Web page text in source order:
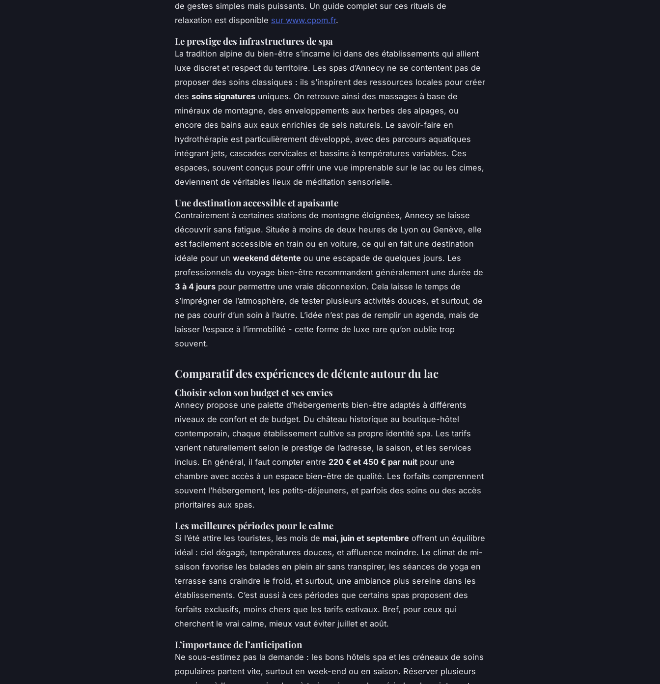
de gestes simples mais puissants. Un guide complet sur ces rituels de
relaxation est disponible sur www.cpom.fr.
Le prestige des infrastructures de spa
La tradition alpine du bien-être s’incarne ici dans des établissements qui allient
luxe discret et respect du territoire. Les spas d’Annecy ne se contentent pas de
proposer des soins classiques : ils s’inspirent des ressources locales pour créer
des soins signatures uniques. On retrouve ainsi des massages à base de
minéraux de montagne, des enveloppements aux herbes des alpages, ou
encore des bains aux eaux enrichies de sels naturels. Le savoir-faire en
hydrothérapie est particulièrement développé, avec des parcours aquatiques
intégrant jets, cascades cervicales et bassins à températures variables. Ces
espaces, souvent conçus pour offrir une vue imprenable sur le lac ou les cimes,
deviennent de véritables lieux de méditation sensorielle.
Une destination accessible et apaisante
Contrairement à certaines stations de montagne éloignées, Annecy se laisse
découvrir sans fatigue. Située à moins de deux heures de Lyon ou Genève, elle
est facilement accessible en train ou en voiture, ce qui en fait une destination
idéale pour un weekend détente ou une escapade de quelques jours. Les
professionnels du voyage bien-être recommandent généralement une durée de
3 à 4 jours pour permettre une vraie déconnexion. Cela laisse le temps de
s’imprégner de l’atmosphère, de tester plusieurs activités douces, et surtout, de
ne pas courir d’un soin à l’autre. L’idée n’est pas de remplir un agenda, mais de
laisser l’espace à l’immobilité - cette forme de luxe rare qu’on oublie trop
souvent.
Comparatif des expériences de détente autour du lac
Choisir selon son budget et ses envies
Annecy propose une palette d’hébergements bien-être adaptés à différents
niveaux de confort et de budget. Du château historique au boutique-hôtel
contemporain, chaque établissement cultive sa propre identité spa. Les tarifs
varient naturellement selon le prestige de l’adresse, la saison, et les services
inclus. En général, il faut compter entre 220 € et 450 € par nuit pour une
chambre avec accès à un espace bien-être de qualité. Les forfaits comprennent
souvent l’hébergement, les petits-déjeuners, et parfois des soins ou des accès
prioritaires aux spas.
Les meilleures périodes pour le calme
Si l’été attire les touristes, les mois de mai, juin et septembre offrent un équilibre
idéal : ciel dégagé, températures douces, et affluence moindre. Le climat de mi-
saison favorise les balades en plein air sans transpirer, les séances de yoga en
terrasse sans craindre le froid, et surtout, une ambiance plus sereine dans les
établissements. C’est aussi à ces périodes que certains spas proposent des
forfaits exclusifs, moins chers que les tarifs estivaux. Bref, pour ceux qui
cherchent le vrai calme, mieux vaut éviter juillet et août.
L’importance de l’anticipation
Ne sous-estimez pas la demande : les bons hôtels spa et les créneaux de soins
populaires partent vite, surtout en week-end ou en saison. Réserver plusieurs